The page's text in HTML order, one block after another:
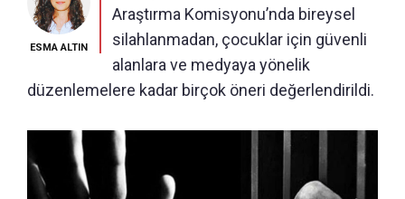
ESMA ALTIN
Araştırma Komisyonu’nda bireysel
silahlanmadan, çocuklar için güvenli
alanlara ve medyaya yönelik
düzenlemelere kadar birçok öneri değerlendirildi.